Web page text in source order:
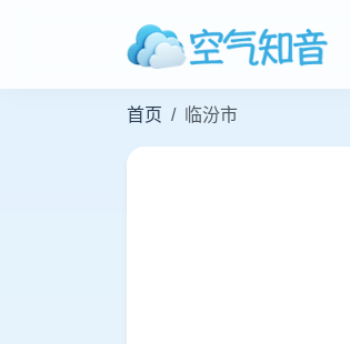
首页 临汾市